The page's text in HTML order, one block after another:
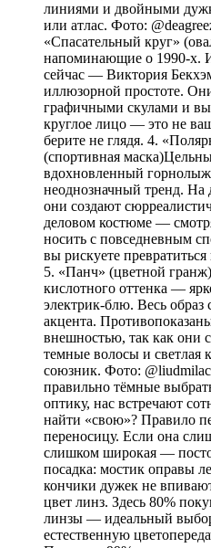
линиями и двойными
или атлас. Фото:
«Спасательный круг»
напоминающие о 1990-х.
сейчас — Виктория
иллюзорной простоте.
графичными скулами и
круглое лицо — это не
берите не глядя. 4.
(спортивная
вдохновленный
неоднозначный тренд.
они создают
деловом костюме —
носить с повседневным
вы рискуете
5. «Панч» (цветной
кислотного оттенка —
электрик-блю. Весь образ
акцента.
внешностью, так как они
темные волосы и
союзник. Фото:
правильно тёмные
оптику, нас встречают
найти «свою»? Правило
переносицу. Если она
слишком широкая —
посадка: мостик оправы
кончики дужек не
цвет линз. Здесь 80%
линзы — идеальный
естественную